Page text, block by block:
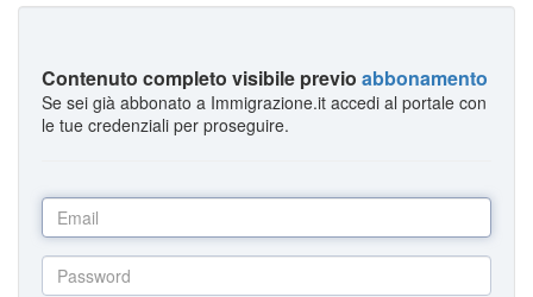
Contenuto completo visibile previo abbonamento
Se sei già abbonato a Immigrazione.it accedi al portale con
le tue credenziali per proseguire.